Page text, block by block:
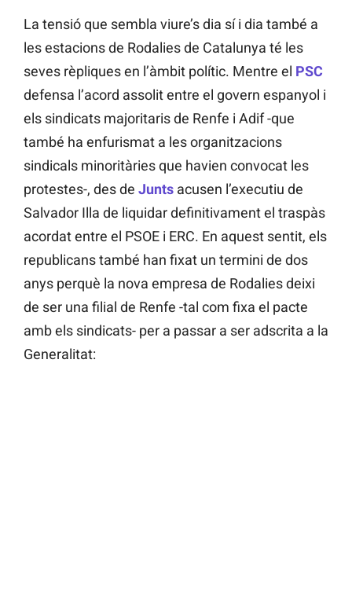
La tensió que sembla viure’s dia sí i dia també a
les estacions de Rodalies de Catalunya té les
seves rèpliques en l’àmbit polític. Mentre el PSC
defensa l’acord assolit entre el govern espanyol i
els sindicats majoritaris de Renfe i Adif -que
també ha enfurismat a les organitzacions
sindicals minoritàries que havien convocat les
protestes-, des de Junts acusen l’executiu de
Salvador Illa de liquidar definitivament el traspàs
acordat entre el PSOE i ERC. En aquest sentit, els
republicans també han fixat un termini de dos
anys perquè la nova empresa de Rodalies deixi
de ser una filial de Renfe -tal com fixa el pacte
amb els sindicats- per a passar a ser adscrita a la
Generalitat: